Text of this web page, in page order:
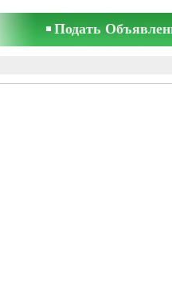
Подать